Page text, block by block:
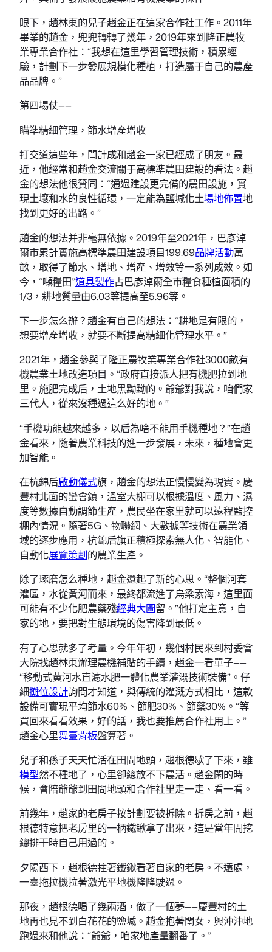
眼下，趙林東的兒子趙金正在這家合作社工作。2011年
畢業的趙金，兜兜轉轉了幾年，2019年來到隆正農牧
業專業合作社：“我想在這里學習管理技術，積累經
驗，計劃下一步發展規模化種植，打造屬于自己的農產
品品牌。”
第四場仗——
瞄準精細管理，節水增產增收
打交道這些年，閆計成和趙金一家已經成了朋友。最
近，他經常和趙金交流關于高標準農田建設的看法。趙
金的想法他很贊同：“通過建設更完備的農田設施，實
現土壤和水的良性循環，一定能為鹽堿化土場地佈置地
找到更好的出路。”
趙金的想法并非毫無依據。2019年至2021年，巴彥淖
爾市累計實施高標準農田建設項目199.69品牌活動萬
畝，取得了節水、增地、增產、增效等一系列成效。如
今，“噸糧田”道具製作占巴彥淖爾全市糧食種植面積的
1/3，耕地質量由6.03等提高至5.96等。
下一步怎么辦？趙金有自己的想法：“耕地是有限的，
想要增產增收，就要不斷提高精細化管理水平。”
2021年，趙金參與了隆正農牧業專業合作社3000畝有
機農業土地改造項目。“政府直接派人把有機肥拉到地
里。施肥完成后，土地黑黝黝的。爺爺對我說，咱們家
三代人，從來沒種過這么好的地。”
“手機功能越來越多，以后為啥不能用手機種地？”在趙
金看來，隨著農業科技的進一步發展，未來，種地會更
加智能。
在杭錦后啟動儀式旗，趙金的想法正慢慢變為現實。慶
豐村北面的蠻會鎮，溫室大棚可以根據溫度、風力、濕
度等數據自動調節生產，農民坐在家里就可以遠程監控
棚內情況。隨著5G、物聯網、大數據等技術在農業領
域的逐步應用，杭錦后旗正積極探索無人化、智能化、
自動化展覽策劃的農業生產。
除了琢磨怎么種地，趙金還起了新的心思。“整個河套
灌區，水從黃河而來，最終都流進了烏梁素海，這里面
可能有不少化肥農藥殘經典大圖留。”他打定主意，自
家的地，要把對生態環境的傷害降到最低。
有了心思就多了考量。今年年初，幾個村民來到村委會
大院找趙林東辦理農機補貼的手續，趙金一看單子——
“移動式黃河水直濾水肥一體化農業灌溉技術裝備”。仔
細攤位設計詢問才知道，與傳統的灌溉方式相比，這款
設備可實現平均節水60%、節肥30%、節藥30%。“等
買回來看看效果，好的話，我也要推薦合作社用上。”
趙金心里舞臺背板盤算著。
兒子和孫子天天忙活在田間地頭，趙根德歇了下來，雖
模型然不種地了，心里卻總放不下農活。趙金閑的時
候，會陪爺爺到田間地頭和合作社里走一走、看一看。
前幾年，趙家的老房子按計劃要被拆除。拆房之前，趙
根德特意把老房里的一柄鐵鍬拿了出來，這是當年開挖
總排干時自己用過的。
夕陽西下，趙根德拄著鐵鍬看著自家的老房。不遠處，
一臺拖拉機拉著激光平地機隆隆駛過。
那夜，趙根德喝了幾兩酒，做了一個夢——慶豐村的土
地再也見不到白花花的鹽堿。趙金抱著閨女，興沖沖地
跑過來和他說：“爺爺，咱家地產量翻番了。”